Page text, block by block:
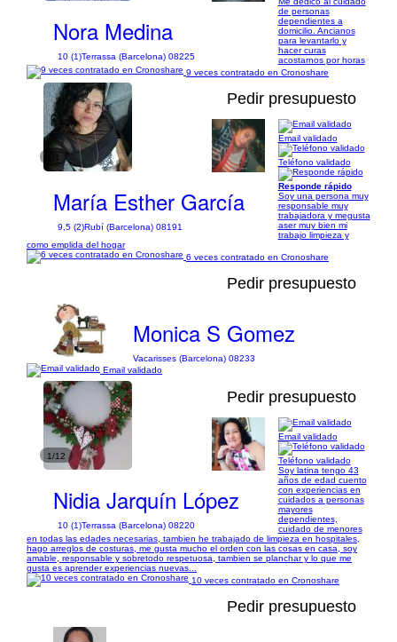
Nora Medina
10 (1)Terrassa (Barcelona) 08225
de personas
dependientes a
domicilio. Ancianos
para levantarlo y
hacer curas
acostarnos por horas
9 veces contratado en Cronoshare
1/1
Pedir presupuesto
María Esther García
9,5 (2)Rubí (Barcelona) 08191
Email validado
Teléfono validado
Responde rápido
Soy una persona muy
responsable muy
trabajadora y megusta
aser muy bien mi
trabajo limpieza y
como emplida del hogar
6 veces contratado en Cronoshare
Pedir presupuesto
Monica S Gomez
Vacarisses (Barcelona) 08233
Email validado
1/12
Pedir presupuesto
Nidia Jarquín López
10 (1)Terrassa (Barcelona) 08220
Email validado
Teléfono validado
Soy latina tengo 43
años de edad cuento
con experiencias en
cuidados a personas
mayores
dependientes,
cuidado de menores
en todas las edades necesarias, tambien he trabajado de limpieza en hospitales,
hago arreglos de costuras, me gusta mucho el orden con las cosas en casa, soy
amable, responsable y sobretodo respetuosa, tambien se planchar y lo que me
gusta es aprender experiencias nuevas...
10 veces contratado en Cronoshare
Pedir presupuesto